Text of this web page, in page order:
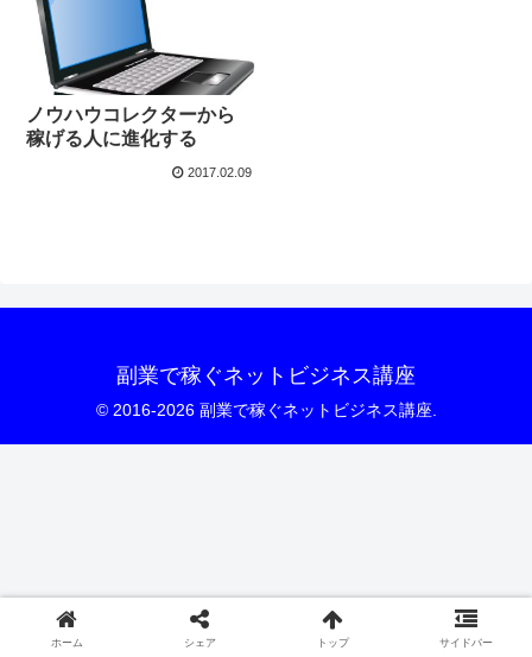
ノウハウコレクターから
稼げる人に進化する
2017.02.09
副業で稼ぐネットビジネス講座
© 2016-2026 副業で稼ぐネットビジネス講座.
ホーム シェア トップ サイドバー